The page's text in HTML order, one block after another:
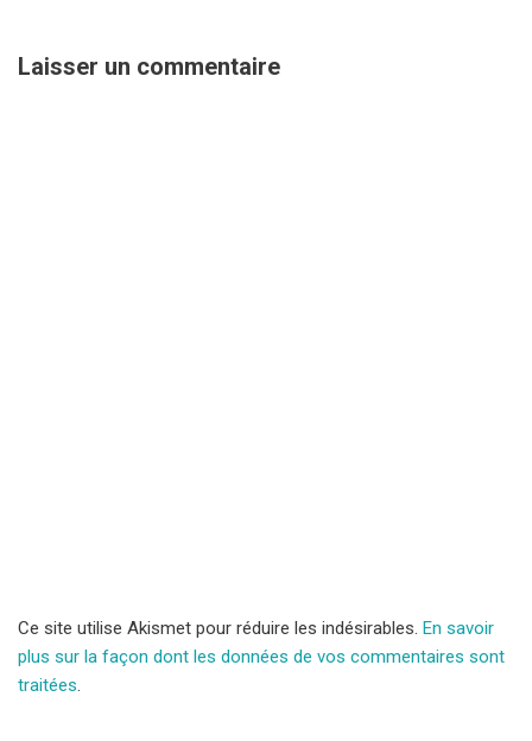
Laisser un commentaire
Ce site utilise Akismet pour réduire les indésirables. En savoir
plus sur la façon dont les données de vos commentaires sont
traitées.